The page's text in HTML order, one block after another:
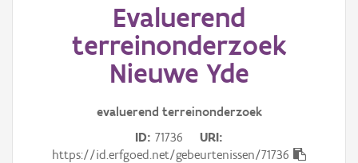
Persoon of collectief
Evaluerend
terreinonderzoek
Nieuwe Yde
evaluerend terreinonderzoek
ID 71736
URI
https://id.erfgoed.net/gebeurtenissen/71736